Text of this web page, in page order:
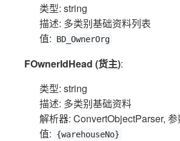
类型: string
描述: 多类别基础资料列表
值:
BD_OwnerOrg
FOwnerIdHead (货主):
类型: string
描述: 多类别基础资料
解析器: ConvertObjectParser,
值:
{warehouseNo}